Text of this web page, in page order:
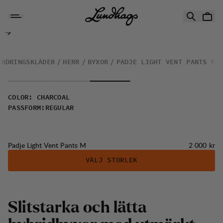
Padje Light Vent Pants M
HERR BYXOR PADJE LIGHT VENT PANTS M
COLOR : CHARCOAL
PASSFORM : REGULAR
Padje Light Vent Pants M Pris:
2 000 kr
VÄLJ STORLEK
Slitstarka och lätta